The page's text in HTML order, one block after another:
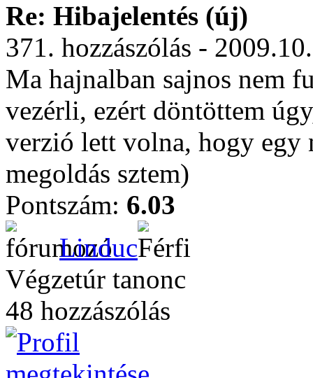
Re: Hibajelentés (új)
371. hozzászólás -
Ma hajnalban sajnos nem
vezérli, ezért döntöttem
verzió lett volna, hogy egy
megoldás sztem)
Pontszám: 6.03
Linduc
Végzetúr tanonc
48 hozzászólás